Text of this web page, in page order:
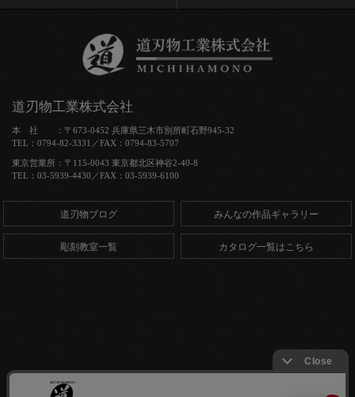
道刃物工業株式会社
本 社 ：〒673-0452 兵庫県三木市別所町石野945-32
TEL：0794-82-3331／FAX：0794-83-5707
東京営業所：〒115-0043 東京都北区神谷2-40-8
TEL：03-5939-4430／FAX：03-5939-6100
道刃物ブログ みんなの作品ギャラリー
彫刻教室一覧 カタログ一覧はこちら